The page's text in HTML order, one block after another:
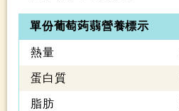
單份葡萄蒟蒻營養標示
熱量
蛋白質
脂肪